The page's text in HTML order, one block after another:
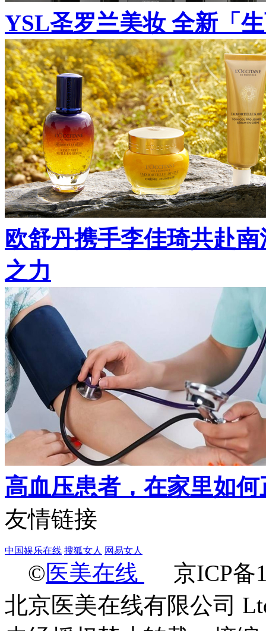
YSL圣罗兰美妆 全新「
欧舒丹携手李佳琦共赴
之力
高血压患者，在家里如
友情链接
中国娱乐在线 搜狐女人 网易女人
©医美在线
京ICP备
北京医美在线有限公司